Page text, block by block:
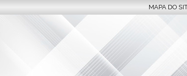
MAPA DO